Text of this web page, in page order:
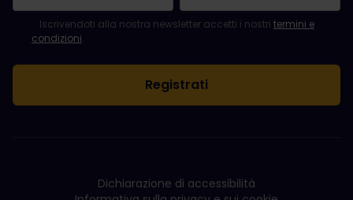
La registrazione è avvenuta con successo.
Il campo "Indirizzo e-mail" è obbligatorio.
L'indirizzo e-mail non è valido.
Si è verificato un errore durante l'iscrizione alla newsletter.
Sei già iscritto a questa newsletter!
Per iscriversi alla newsletter, accettare i termini e le condizioni.
Iscrivendoti alla nostra newsletter accetti i nostri termini e
condizioni.
Dichiarazione di accessibilità